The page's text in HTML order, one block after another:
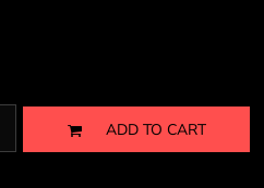
ADD TO CART